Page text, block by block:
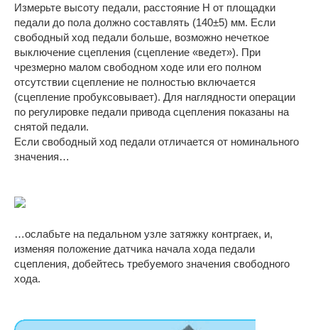
Измерьте высоту педали, расстояние H от площадки
педали до пола должно составлять (140±5) мм. Если
свободный ход педали больше, возможно нечеткое
выключение сцепления (сцепление «ведет»). При
чрезмерно малом свободном ходе или его полном
отсутствии сцепление не полностью включается
(сцепление пробуксовывает). Для наглядности операции
по регулировке педали привода сцепления показаны на
снятой педали.
Если свободный ход педали отличается от номинального
значения…
…ослабьте на педальном узле затяжку контргаек, и,
изменяя положение датчика начала хода педали
сцепления, добейтесь требуемого значения свободного
хода.